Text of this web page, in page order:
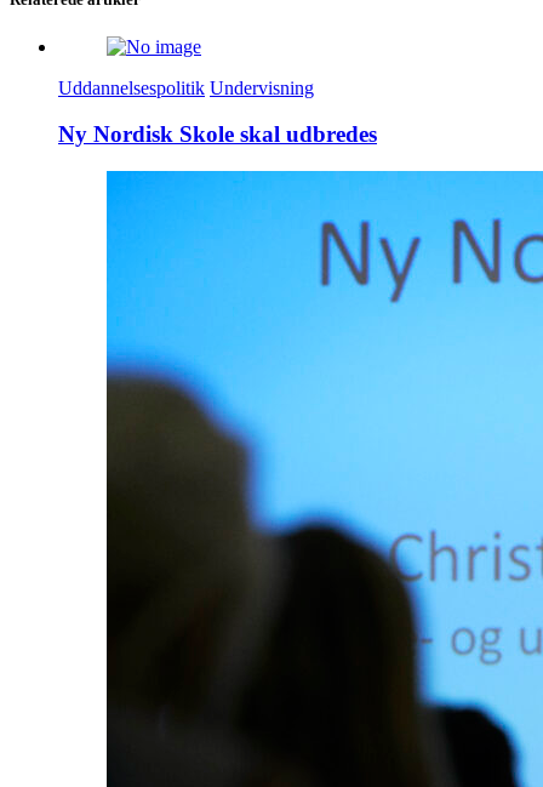
Uddannelsespolitik Undervisning
Ny Nordisk Skole skal udbredes